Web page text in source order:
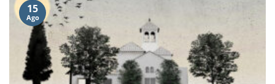
15
Ago